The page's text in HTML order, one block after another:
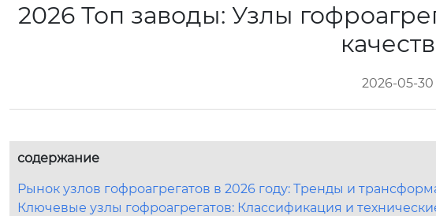
2026 Топ заводы: Узлы
2026-05-30
содержание
Рынок узлов гофроагрегатов в 2026 году: Тренды и
Ключевые узлы гофроагрегатов: Классификация и